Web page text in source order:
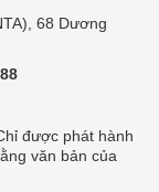
68 Dương
được phát hành
văn bản của